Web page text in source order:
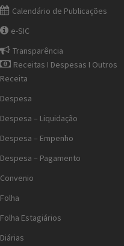
Calendário de Publicações
e-SIC
Transparência
Receitas I Despesas I Outros
Receita
Despesa
Despesa – Liquidação
Despesa – Empenho
Despesa – Pagamento
Convenio
Folha
Folha Estagiários
Diárias